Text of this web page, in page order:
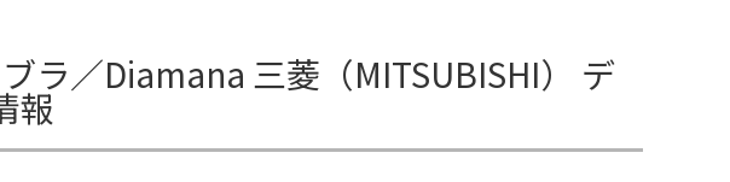
／Diamana 三菱（MITSUBISHI） デ
報